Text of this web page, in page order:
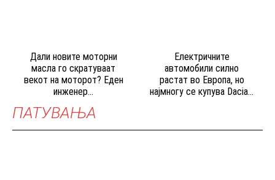
Дали новите моторни
масла го скратуваат
векот на моторот? Еден
инженер...
Електричните
автомобили силно
растат во Европа, но
најмногу се купува Dacia...
ПАТУВАЊА